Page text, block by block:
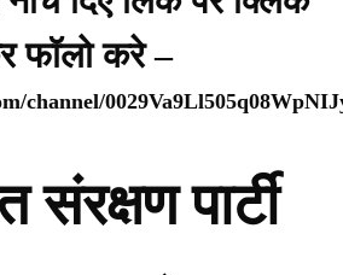
फॉलो करे –
channel/
संरक्षण पार्टी